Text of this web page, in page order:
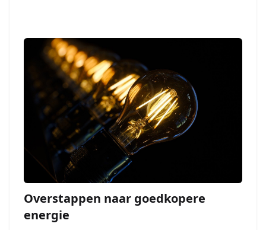
Overstappen naar goedkopere
energie